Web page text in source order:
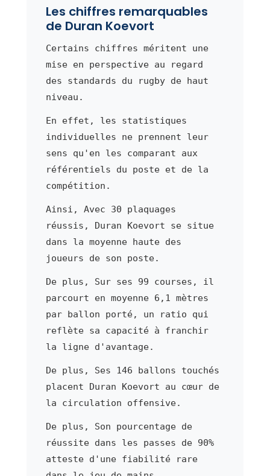
Les chiffres remarquables
de Duran Koevort
Certains chiffres méritent une
mise en perspective au regard
des standards du rugby de haut
niveau.
En effet, les statistiques
individuelles ne prennent leur
sens qu'en les comparant aux
référentiels du poste et de la
compétition.
Ainsi, Avec 30 plaquages
réussis, Duran Koevort se situe
dans la moyenne haute des
joueurs de son poste.
De plus, Sur ses 99 courses, il
parcourt en moyenne 6,1 mètres
par ballon porté, un ratio qui
reflète sa capacité à franchir
la ligne d'avantage.
De plus, Ses 146 ballons touchés
placent Duran Koevort au cœur de
la circulation offensive.
De plus, Son pourcentage de
réussite dans les passes de 90%
atteste d'une fiabilité rare